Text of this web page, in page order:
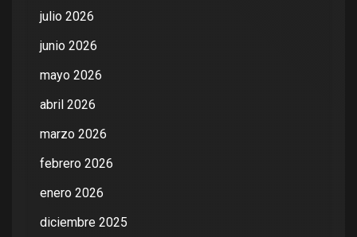
julio 2026
junio 2026
mayo 2026
abril 2026
marzo 2026
febrero 2026
enero 2026
diciembre 2025